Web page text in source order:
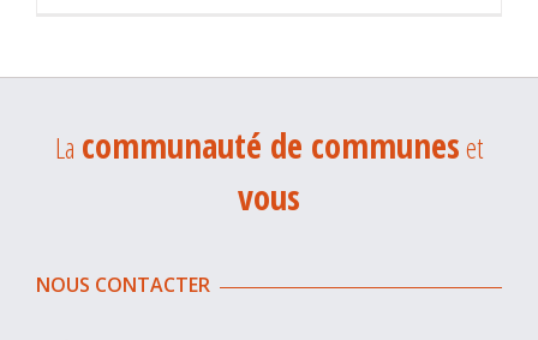
La communauté de communeset
vous
NOUS CONTACTER